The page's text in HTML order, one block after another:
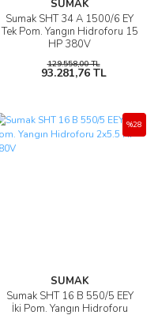
SUMAK
Sumak SHT 34 A 1500/6 EY
Tek Pom. Yangın Hidroforu 15
HP 380V
129.558,00 TL
93.281,76 TL
SUMAK
Sumak SHT 16 B 550/5 EEY
İki Pom. Yangın Hidroforu
%28